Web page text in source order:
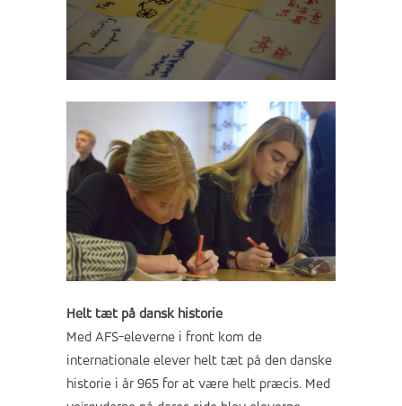
Helt tæt på dansk historie
Med AFS-eleverne i front kom de
internationale elever helt tæt på den danske
historie i år 965 for at være helt præcis. Med